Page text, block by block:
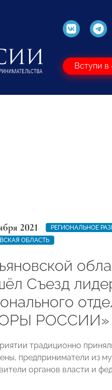
Вступи
2021
РЕГИОНАЛЬНОЕ
ОБЛАСТЬ
Съезд
РОССИИ»
традиционно
предприниматели из
органов власти и